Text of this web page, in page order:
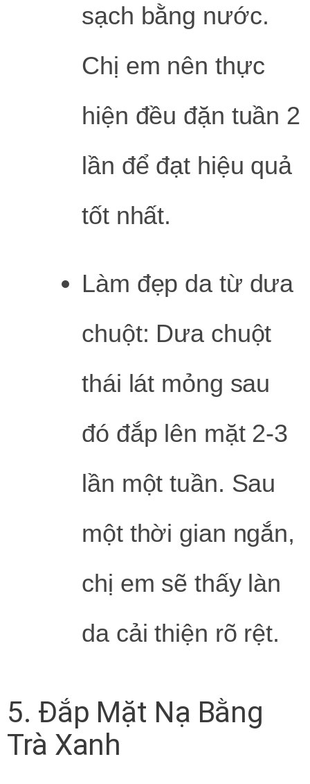
sạch bằng nước.
Chị em nên thực
hiện đều đặn tuần 2
lần để đạt hiệu quả
tốt nhất.
Làm đẹp da từ dưa
chuột: Dưa chuột
thái lát mỏng sau
đó đắp lên mặt 2-3
lần một tuần. Sau
một thời gian ngắn,
chị em sẽ thấy làn
da cải thiện rõ rệt.
5. Đắp Mặt Nạ Bằng
Trà Xanh